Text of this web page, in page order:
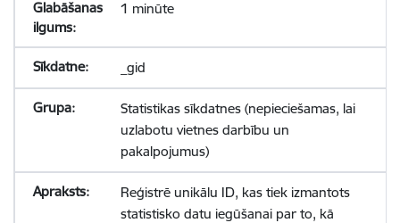
1 minūte
_gid
Statistikas sīkdatnes (nepieciešamas, lai
uzlabotu vietnes darbību un
pakalpojumus)
Reģistrē unikālu ID, kas tiek izmantots
statistisko datu iegūšanai par to, kā